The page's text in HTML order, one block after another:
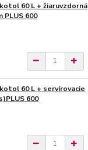
60 L + žiaruvzdorná
PLUS 600
60 L + servírovacie
600